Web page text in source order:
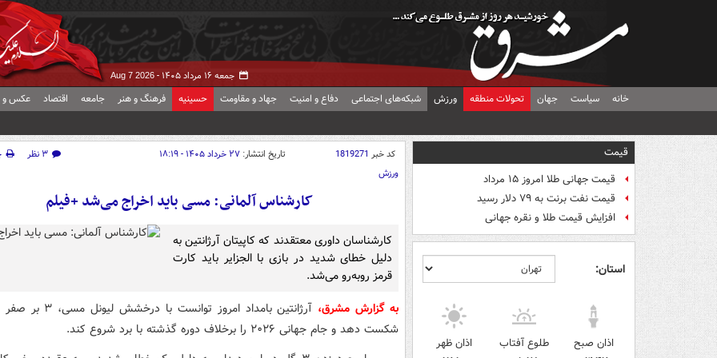
جمعه ۱۶ مرداد ۱۴۰۵ - Aug 7 2026
خانه سیاست جهان تحولات منطقه ورزش شبکه‌های اجتماعی دفاع و امنیت جهاد و مقاومت حسینیه فرهنگ و هنر جامعه اقتصاد عکس و
قیمت
قیمت جهانی طلا امروز ۱۵ مرداد
قیمت نفت برنت به ۷۹ دلار رسید
افزایش قیمت طلا و نقره جهانی
استان:
اذان صبح
طلوع آفتاب
اذان ظهر
کد خبر 1819271 تاریخ انتشار: ۲۷ خرداد ۱۴۰۵ - ۱۸:۱۹ ۳ نظر
ورزش
کارشناس آلمانی: مسی باید اخراج می‌شد +فیلم
کارشناسان داوری معتقدند که کاپیتان آرژانتین به
دلیل خطای شدید در بازی با الجزایر باید کارت
قرمز روبه‌رو می‌شد.
به گزارش مشرق،
آرژانتین بامداد امروز توانست
شکست دهد و جام جهانی ۲۰۲۶ را برخلاف دوره گذشته با برد شروع کند.